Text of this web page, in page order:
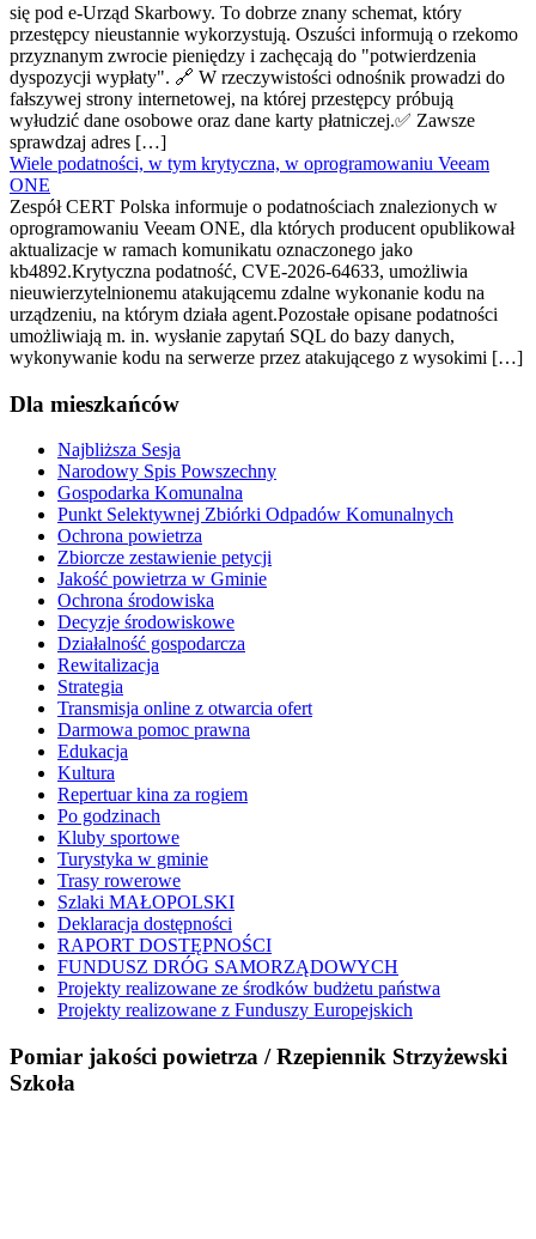
się pod e-Urząd Skarbowy. To dobrze znany schemat, który
przestępcy nieustannie wykorzystują. Oszuści informują o rzekomo
przyznanym zwrocie pieniędzy i zachęcają do "potwierdzenia
dyspozycji wypłaty". 🔗 W rzeczywistości odnośnik prowadzi do
fałszywej strony internetowej, na której przestępcy próbują
wyłudzić dane osobowe oraz dane karty płatniczej.✅ Zawsze
sprawdzaj adres […]
Wiele podatności, w tym krytyczna, w oprogramowaniu Veeam
ONE
Zespół CERT Polska informuje o podatnościach znalezionych w
oprogramowaniu Veeam ONE, dla których producent opublikował
aktualizacje w ramach komunikatu oznaczonego jako
kb4892.Krytyczna podatność, CVE-2026-64633, umożliwia
nieuwierzytelnionemu atakującemu zdalne wykonanie kodu na
urządzeniu, na którym działa agent.Pozostałe opisane podatności
umożliwiają m. in. wysłanie zapytań SQL do bazy danych,
wykonywanie kodu na serwerze przez atakującego z wysokimi […]
Dla mieszkańców
Najbliższa Sesja
Narodowy Spis Powszechny
Gospodarka Komunalna
Punkt Selektywnej Zbiórki Odpadów Komunalnych
Ochrona powietrza
Zbiorcze zestawienie petycji
Jakość powietrza w Gminie
Ochrona środowiska
Decyzje środowiskowe
Działalność gospodarcza
Rewitalizacja
Strategia
Transmisja online z otwarcia ofert
Darmowa pomoc prawna
Edukacja
Kultura
Repertuar kina za rogiem
Po godzinach
Kluby sportowe
Turystyka w gminie
Trasy rowerowe
Szlaki MAŁOPOLSKI
Deklaracja dostępności
RAPORT DOSTĘPNOŚCI
FUNDUSZ DRÓG SAMORZĄDOWYCH
Projekty realizowane ze środków budżetu państwa
Projekty realizowane z Funduszy Europejskich
Pomiar jakości powietrza / Rzepiennik Strzyżewski
Szkoła